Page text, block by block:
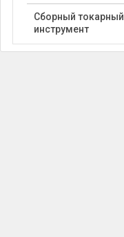
Сборный токарный
инструмент